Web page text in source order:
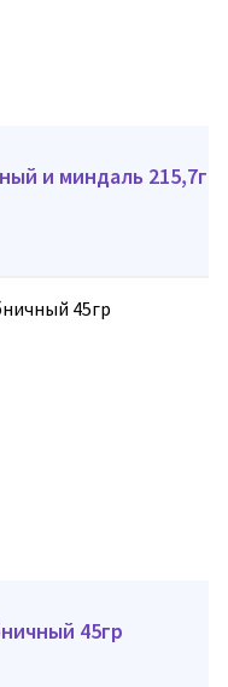
и миндаль 215,7гр
45гр